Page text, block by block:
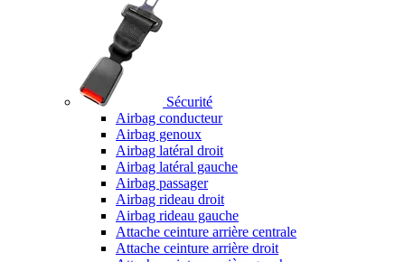
Sécurité
Airbag conducteur
Airbag genoux
Airbag latéral droit
Airbag latéral gauche
Airbag passager
Airbag rideau droit
Airbag rideau gauche
Attache ceinture arrière centrale
Attache ceinture arrière droit